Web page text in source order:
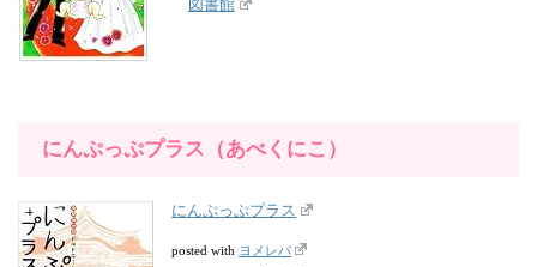
図書館
にんぷっぷプラス（あべくにこ）
にんぷっぷプラス
posted with ヨメレバ